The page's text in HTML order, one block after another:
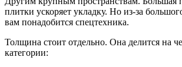
плитки ускоряет укладку. Но из-за
вам понадобится спецтехника.
Толщина стоит отдельно. Она делится на
категории: